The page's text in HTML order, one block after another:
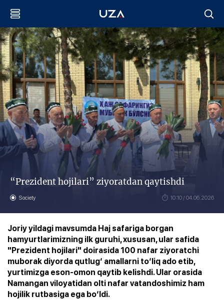
“Prezident hojilari” ziyoratdan qaytishdi
Society 10:10 / 04.06.2026
Joriy yildagi mavsumda Haj safariga borgan
hamyurtlarimizning ilk guruhi, xususan, ular safida
"Prezident hojilari" doirasida 100 nafar ziyoratchi
muborak diyorda qutlug‘ amallarni to‘liq ado etib,
yurtimizga eson-omon qaytib kelishdi. Ular orasida
Namangan viloyatidan olti nafar vatandoshimiz ham
hojilik rutbasiga ega bo‘ldi.